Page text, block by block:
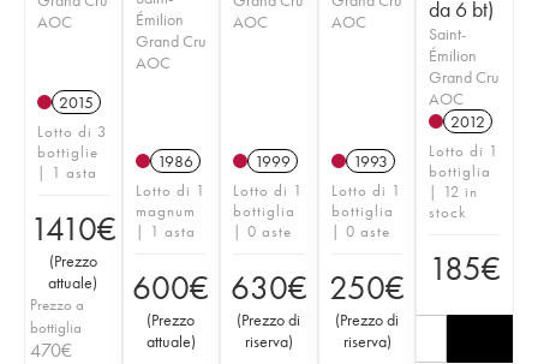
AOC
2015
Lotto di 3
bottiglie
| 1 asta
1410€
(Prezzo
attuale)
Prezzo a
bottiglia
470€
Émilion
Grand Cru
AOC
1986
Lotto di 1
magnum
| 1 asta
600€
(Prezzo
attuale)
AOC
1999
Lotto di 1
bottiglia
| 0 aste
630€
(Prezzo di
riserva)
AOC
1993
Lotto di 1
bottiglia
| 0 aste
250€
(Prezzo di
riserva)
da 6 bt)
Saint-
Émilion
Grand Cru
AOC
2012
Lotto di 1
bottiglia
| 12 in
stock
185€